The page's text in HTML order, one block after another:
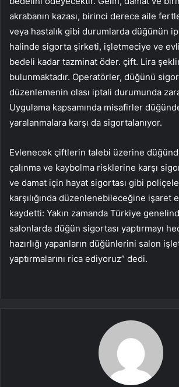
akrabanın kazası, birinci derece aile
veya hastalık gibi durumlarda düğünün
halinde sigorta şirketi, işletmeciye ve
bedeli kadar tazminat öder. çift. Lira
bulunmaktadır. Operatörler, düğünü
düzenlemenin olası iptali durumunda
Uygulama kapsamında misafirler
yaralanmalara karşı da sigortalanıyor.
Evlenecek çiftlerin talebi üzerine
çalınma ve kaybolma risklerine karşı
ve damat için hayat sigortası gibi
karşılığında düzenlenebileceğine işaret
kaydetti: Yakın zamanda Türkiye
salonlarda düğün sigortası yaptırmayı
hazırlığı yapanların düğünlerini salon
yaptırmalarını rica ediyoruz” dedi.